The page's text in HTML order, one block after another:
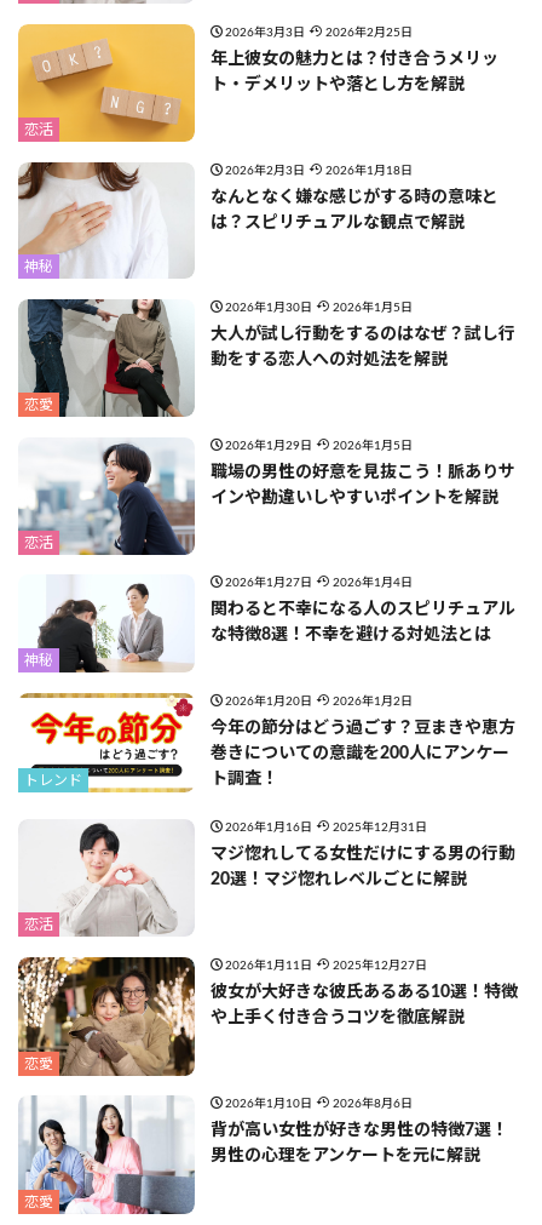
恋活
2026年3月3日 2026年2月25日
年上彼女の魅力とは？付き合うメリッ
ト・デメリットや落とし方を解説
神秘
2026年2月3日 2026年1月18日
なんとなく嫌な感じがする時の意味と
は？スピリチュアルな観点で解説
恋愛
2026年1月30日 2026年1月5日
大人が試し行動をするのはなぜ？試し行
動をする恋人への対処法を解説
恋活
2026年1月29日 2026年1月5日
職場の男性の好意を見抜こう！脈ありサ
インや勘違いしやすいポイントを解説
神秘
2026年1月27日 2026年1月4日
関わると不幸になる人のスピリチュアル
な特徴8選！不幸を避ける対処法とは
トレンド
2026年1月20日 2026年1月2日
今年の節分はどう過ごす？豆まきや恵方
巻きについての意識を200人にアンケー
ト調査！
恋活
2026年1月16日 2025年12月31日
マジ惚れしてる女性だけにする男の行動
20選！マジ惚れレベルごとに解説
恋愛
2026年1月11日 2025年12月27日
彼女が大好きな彼氏あるある10選！特徴
や上手く付き合うコツを徹底解説
恋愛
2026年1月10日 2026年8月6日
背が高い女性が好きな男性の特徴7選！
男性の心理をアンケートを元に解説